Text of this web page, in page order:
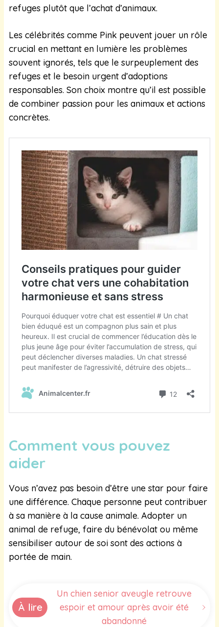
refuges plutôt que l’achat d’animaux.
Les célébrités comme Pink peuvent jouer un rôle
crucial en mettant en lumière les problèmes
souvent ignorés, tels que le surpeuplement des
refuges et le besoin urgent d’adoptions
responsables. Son choix montre qu’il est possible
de combiner passion pour les animaux et actions
concrètes.
Comment vous pouvez
aider
Vous n’avez pas besoin d’être une star pour faire
une différence. Chaque personne peut contribuer
à sa manière à la cause animale. Adopter un
animal de refuge, faire du bénévolat ou même
sensibiliser autour de soi sont des actions à
portée de main.
À lire
Un chien senior aveugle retrouve
espoir et amour après avoir été
abandonné